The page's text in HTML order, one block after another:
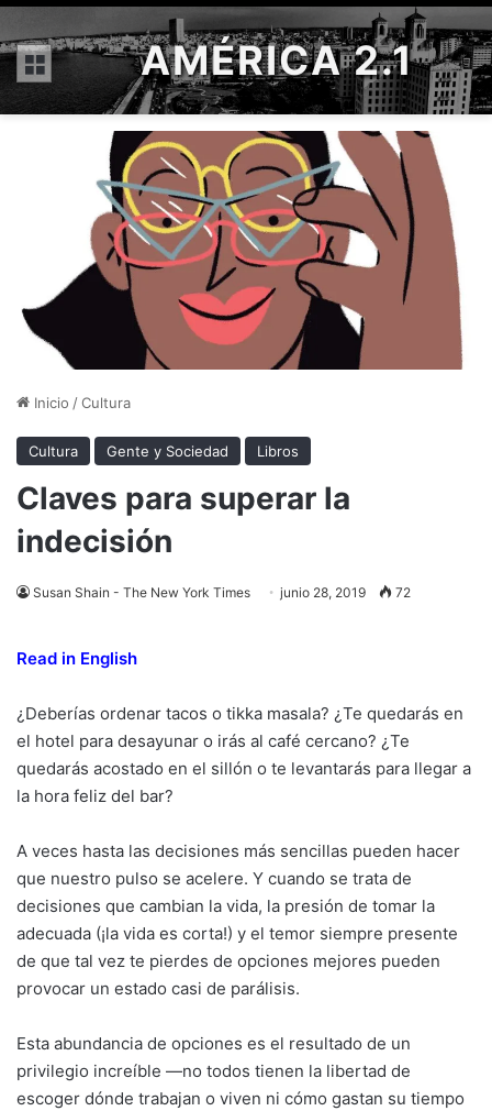
Menú AMÉRICA 2.1
Inicio /Cultura
Cultura Gente y Sociedad Libros
Claves para superar la
indecisión
Susan Shain - The New York Times junio 28, 2019 72
Read in English
¿Deberías ordenar tacos o tikka masala? ¿Te quedarás en
el hotel para desayunar o irás al café cercano? ¿Te
quedarás acostado en el sillón o te levantarás para llegar a
la hora feliz del bar?
A veces hasta las decisiones más sencillas pueden hacer
que nuestro pulso se acelere. Y cuando se trata de
decisiones que cambian la vida, la presión de tomar la
adecuada (¡la vida es corta!) y el temor siempre presente
de que tal vez te pierdes de opciones mejores pueden
provocar un estado casi de parálisis.
Esta abundancia de opciones es el resultado de un
privilegio increíble —no todos tienen la libertad de
escoger dónde trabajan o viven ni cómo gastan su tiempo